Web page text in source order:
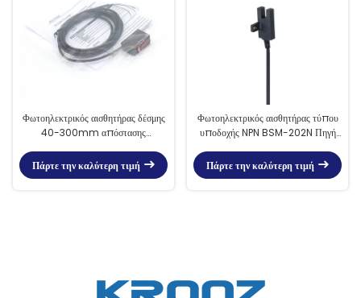
Φωτοηλεκτρικός αισθητήρας δέσμης
40-300mm απόστασης
εφαρμογές
Πάρτε την καλύτερη τιμή
Φωτοηλεκτρικός αισθητήρας τύπου
υποδοχής NPN BSM-202N Πηγή
Πάρτε την καλύτερη τιμή